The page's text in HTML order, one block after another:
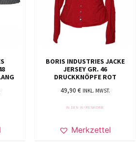
BORIS INDUSTRIES JACKE
JERSEY GR. 46
DRUCKKNÖPFE ROT
49,90 € INKL. MWST.
IN DEN WARENKORB
Merkzettel